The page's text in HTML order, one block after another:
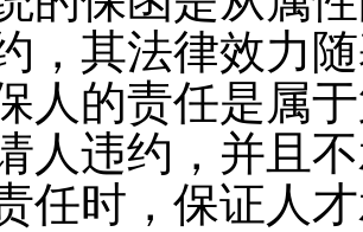
，其法律效力
人的责任是属
人违约，并且
任时，保证人